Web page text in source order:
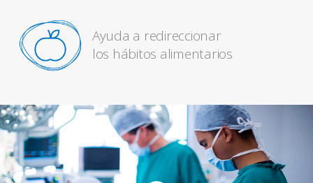
Ayuda a redireccionar
los hábitos alimentarios